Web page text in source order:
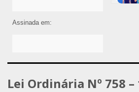
Assinada em:
Lei Ordinária Nº 758 –